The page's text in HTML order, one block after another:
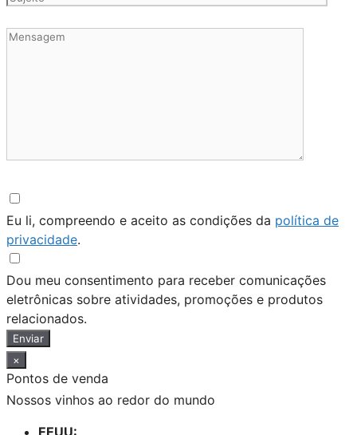
Eu li, compreendo e aceito as condições da política de
privacidade.
Dou meu consentimento para receber comunicações
eletrônicas sobre atividades, promoções e produtos
relacionados.
Enviar
×
Pontos de venda
Nossos vinhos ao redor do mundo
EEUU: